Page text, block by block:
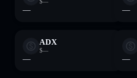
$—
— —
ADX
$—
— —